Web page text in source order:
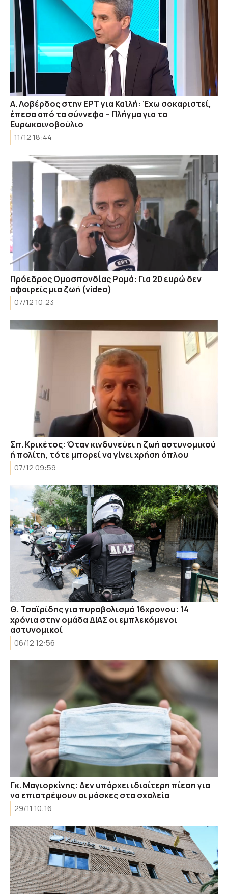
Α. Λοβέρδος στην ΕΡΤ για Καϊλή: Έχω σοκαριστεί,
έπεσα από τα σύννεφα – Πλήγμα για το
Ευρωκοινοβούλιο
11/12 18:44
Πρόεδρος Ομοσπονδίας Ρομά: Για 20 ευρώ δεν
αφαιρείς μια ζωή (video)
07/12 10:23
Σπ. Κρικέτος: Όταν κινδυνεύει η ζωή αστυνομικού
ή πολίτη, τότε μπορεί να γίνει χρήση όπλου
07/12 09:59
Θ. Τσαϊρίδης για πυροβολισμό 16χρονου: 14
χρόνια στην ομάδα ΔΙΑΣ οι εμπλεκόμενοι
αστυνομικοί
06/12 12:56
Γκ. Μαγιορκίνης: Δεν υπάρχει ιδιαίτερη πίεση για
να επιστρέψουν οι μάσκες στα σχολεία
29/11 10:16